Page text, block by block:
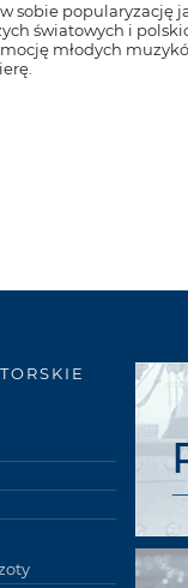
w sobie popularyzację
światowych i
młodych